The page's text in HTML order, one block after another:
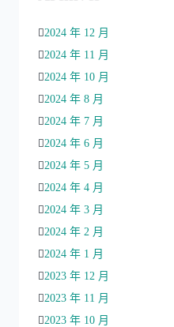
2024 年 12 月
2024 年 11 月
2024 年 10 月
2024 年 8 月
2024 年 7 月
2024 年 6 月
2024 年 5 月
2024 年 4 月
2024 年 3 月
2024 年 2 月
2024 年 1 月
2023 年 12 月
2023 年 11 月
2023 年 10 月